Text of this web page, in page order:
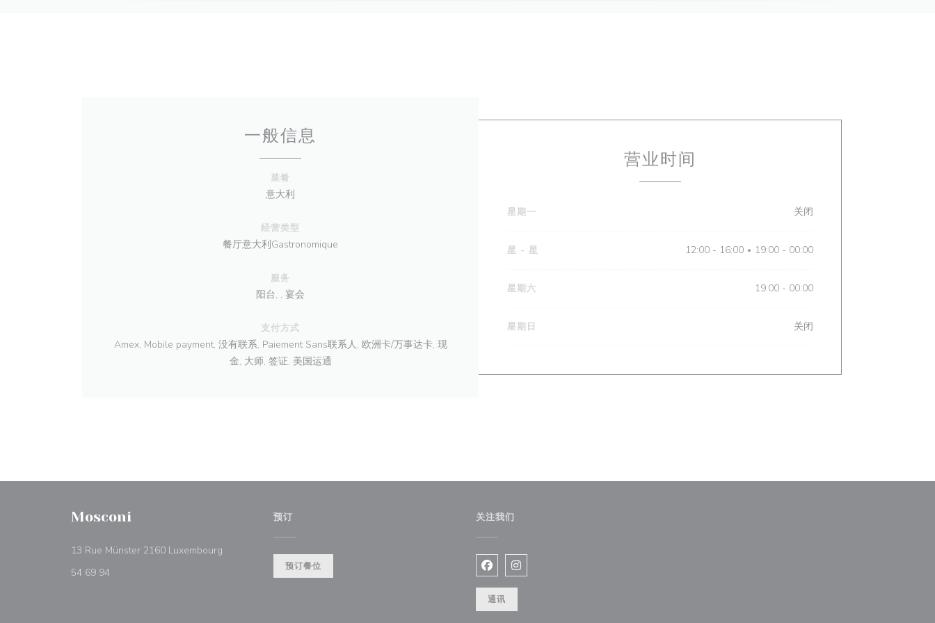
一般信息
菜肴
意大利
经营类型
餐厅意大利Gastronomique
服务
阳台, , 宴会
支付方式
Amex, Mobile payment, 没有联系, Paiement Sans联系人, 欧洲卡/万事达卡, 现
金, 大师, 签证, 美国运通
营业时间
星期一 关闭
星 -星 12:00 - 16:00 • 19:00 - 00:00
星期六 19:00 - 00:00
星期日 关闭
Mosconi
13 Rue Münster 2160 Luxembourg
54 69 94
预订
预订餐位
关注我们
Facebook ((在新窗口中打开))
Instagram ((在新窗口中打开))
通讯